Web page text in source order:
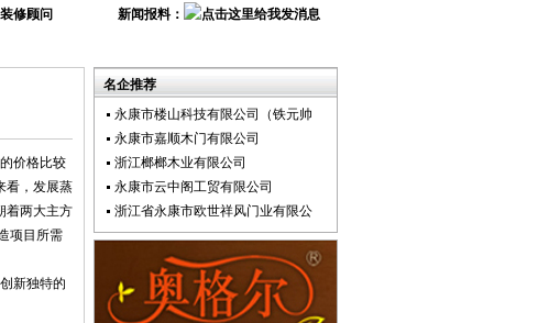
装修顾问
新闻报料：
价格比较
看，发展蒸
着两大主方
项目所需
新独特的
名企推荐
永康市楼山科技有限公司（铁元帅
永康市嘉顺木门有限公司
浙江榔榔木业有限公司
永康市云中阁工贸有限公司
浙江省永康市欧世祥风门业有限公